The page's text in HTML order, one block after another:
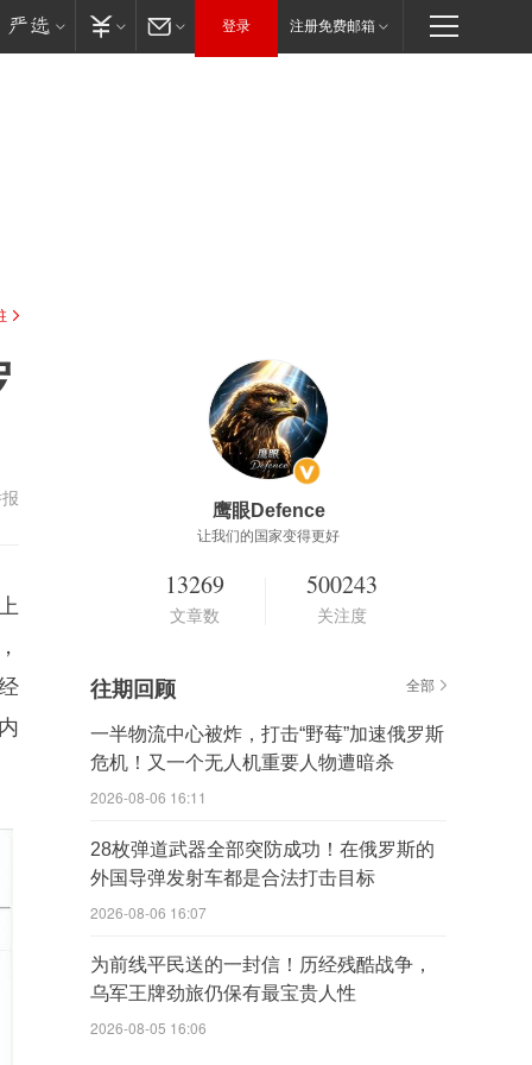
登录 注册免费邮箱
鹰眼Defence
让我们的国家变得更好
13269
文章数
500243
关注度
往期回顾 全部
一半物流中心被炸，打击“野莓”加速俄罗斯
危机！又一个无人机重要人物遭暗杀
2026-08-06 16:11
28枚弹道武器全部突防成功！在俄罗斯的
外国导弹发射车都是合法打击目标
2026-08-06 16:07
为前线平民送的一封信！历经残酷战争，
乌军王牌劲旅仍保有最宝贵人性
2026-08-05 16:06